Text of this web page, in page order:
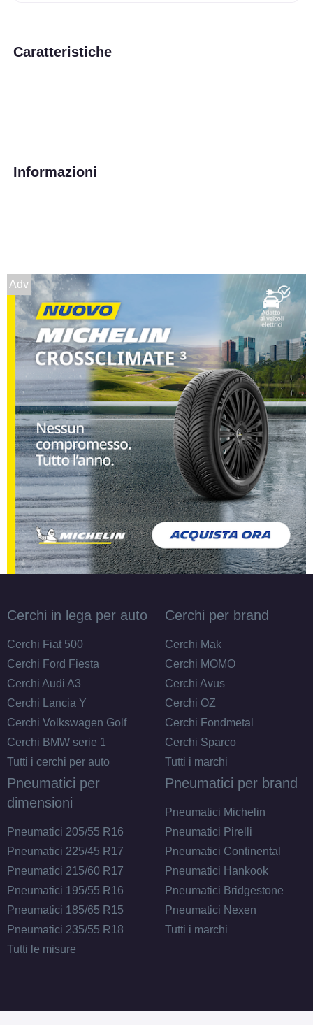
Caratteristiche
Informazioni
Adv
Cerchi in lega per auto
Cerchi Fiat 500
Cerchi Ford Fiesta
Cerchi Audi A3
Cerchi Lancia Y
Cerchi Volkswagen Golf
Cerchi BMW serie 1
Tutti i cerchi per auto
Cerchi per brand
Cerchi Mak
Cerchi MOMO
Cerchi Avus
Cerchi OZ
Cerchi Fondmetal
Cerchi Sparco
Tutti i marchi
Pneumatici per
dimensioni
Pneumatici 205/55 R16
Pneumatici 225/45 R17
Pneumatici 215/60 R17
Pneumatici 195/55 R16
Pneumatici 185/65 R15
Pneumatici 235/55 R18
Tutti le misure
Pneumatici per brand
Pneumatici Michelin
Pneumatici Pirelli
Pneumatici Continental
Pneumatici Hankook
Pneumatici Bridgestone
Pneumatici Nexen
Tutti i marchi